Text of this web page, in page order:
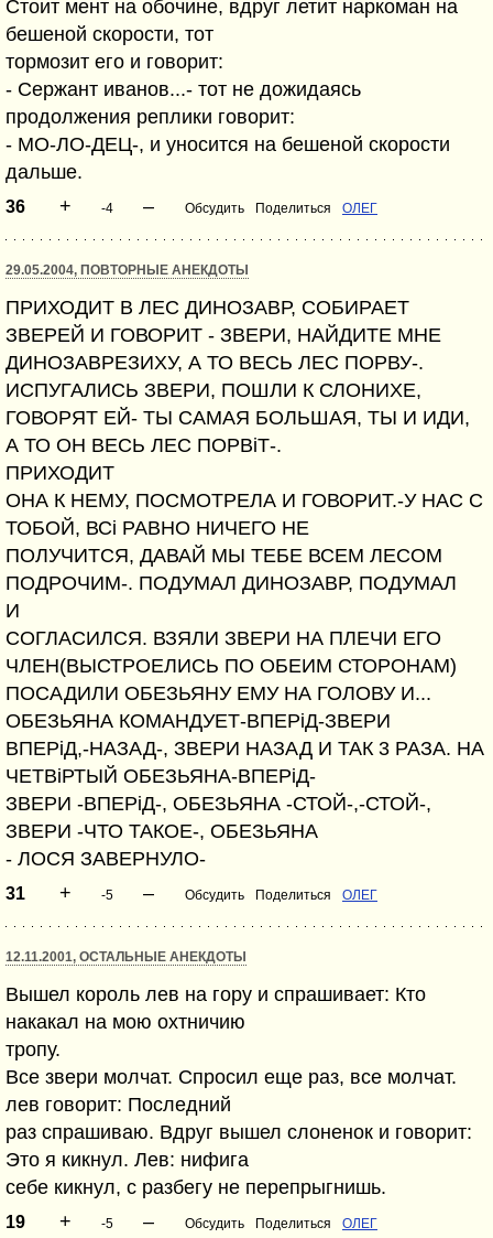
Стоит мент на обочине, вдруг летит наркоман на
бешеной скорости, тот
тормозит его и говорит:
- Сержант иванов...- тот не дожидаясь
продолжения реплики говорит:
- МО-ЛО-ДЕЦ-, и уносится на бешеной скорости
дальше.
36 + -4 – Обсудить Поделиться ОЛЕГ
29.05.2004, ПОВТОРНЫЕ АНЕКДОТЫ
ПРИХОДИТ В ЛЕС ДИНОЗАВР, СОБИРАЕТ
ЗВЕРЕЙ И ГОВОРИТ - ЗВЕРИ, НАЙДИТЕ МНЕ
ДИНОЗАВРЕЗИХУ, А ТО ВЕСЬ ЛЕС ПОРВУ-.
ИСПУГАЛИСЬ ЗВЕРИ, ПОШЛИ К СЛОНИХЕ,
ГОВОРЯТ ЕЙ- ТЫ САМАЯ БОЛЬШАЯ, ТЫ И ИДИ,
А ТО ОН ВЕСЬ ЛЕС ПОРВіТ-.
ПРИХОДИТ
ОНА К НЕМУ, ПОСМОТРЕЛА И ГОВОРИТ.-У НАС С
ТОБОЙ, ВСі РАВНО НИЧЕГО НЕ
ПОЛУЧИТСЯ, ДАВАЙ МЫ ТЕБЕ ВСЕМ ЛЕСОМ
ПОДРОЧИМ-. ПОДУМАЛ ДИНОЗАВР, ПОДУМАЛ
И
СОГЛАСИЛСЯ. ВЗЯЛИ ЗВЕРИ НА ПЛЕЧИ ЕГО
ЧЛЕН(ВЫСТРОЕЛИСЬ ПО ОБЕИМ СТОРОНАМ)
ПОСАДИЛИ ОБЕЗЬЯНУ ЕМУ НА ГОЛОВУ И...
ОБЕЗЬЯНА КОМАНДУЕТ-ВПЕРіД-ЗВЕРИ
ВПЕРіД,-НАЗАД-, ЗВЕРИ НАЗАД И ТАК 3 РАЗА. НА
ЧЕТВіРТЫЙ ОБЕЗЬЯНА-ВПЕРіД-
ЗВЕРИ -ВПЕРіД-, ОБЕЗЬЯНА -СТОЙ-,-СТОЙ-,
ЗВЕРИ -ЧТО ТАКОЕ-, ОБЕЗЬЯНА
- ЛОСЯ ЗАВЕРНУЛО-
31 + -5 – Обсудить Поделиться ОЛЕГ
12.11.2001, ОСТАЛЬНЫЕ АНЕКДОТЫ
Вышел король лев на гору и спрашивает: Кто
накакал на мою охтничию
тропу.
Все звери молчат. Спросил еще раз, все молчат.
лев говорит: Последний
раз спрашиваю. Вдруг вышел слоненок и говорит:
Это я кикнул. Лев: нифига
себе кикнул, с разбегу не перепрыгнишь.
19 + -5 – Обсудить Поделиться ОЛЕГ